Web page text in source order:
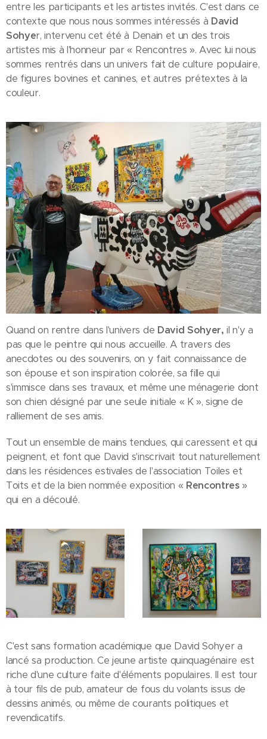
entre les participants et les artistes invités. C'est dans ce
contexte que nous nous sommes intéressés à David
Sohyer, intervenu cet été à Denain et un des trois
artistes mis à l'honneur par « Rencontres ». Avec lui nous
sommes rentrés dans un univers fait de culture populaire,
de figures bovines et canines, et autres prétextes à la
couleur.
Quand on rentre dans l'univers de David Sohyer, il n'y a
pas que le peintre qui nous accueille. A travers des
anecdotes ou des souvenirs, on y fait connaissance de
son épouse et son inspiration colorée, sa fille qui
s'immisce dans ses travaux, et même une ménagerie dont
son chien désigné par une seule initiale « K », signe de
ralliement de ses amis.
Tout un ensemble de mains tendues, qui caressent et qui
peignent, et font que David s'inscrivait tout naturellement
dans les résidences estivales de l'association Toiles et
Toits et de la bien nommée exposition « Rencontres»
qui en a découlé.
C'est sans formation académique que David Sohyer a
lancé sa production. Ce jeune artiste quinquagénaire est
riche d'une culture faite d'éléments populaires. Il est tour
à tour fils de pub, amateur de fous du volants issus de
dessins animés, ou même de courants politiques et
revendicatifs.